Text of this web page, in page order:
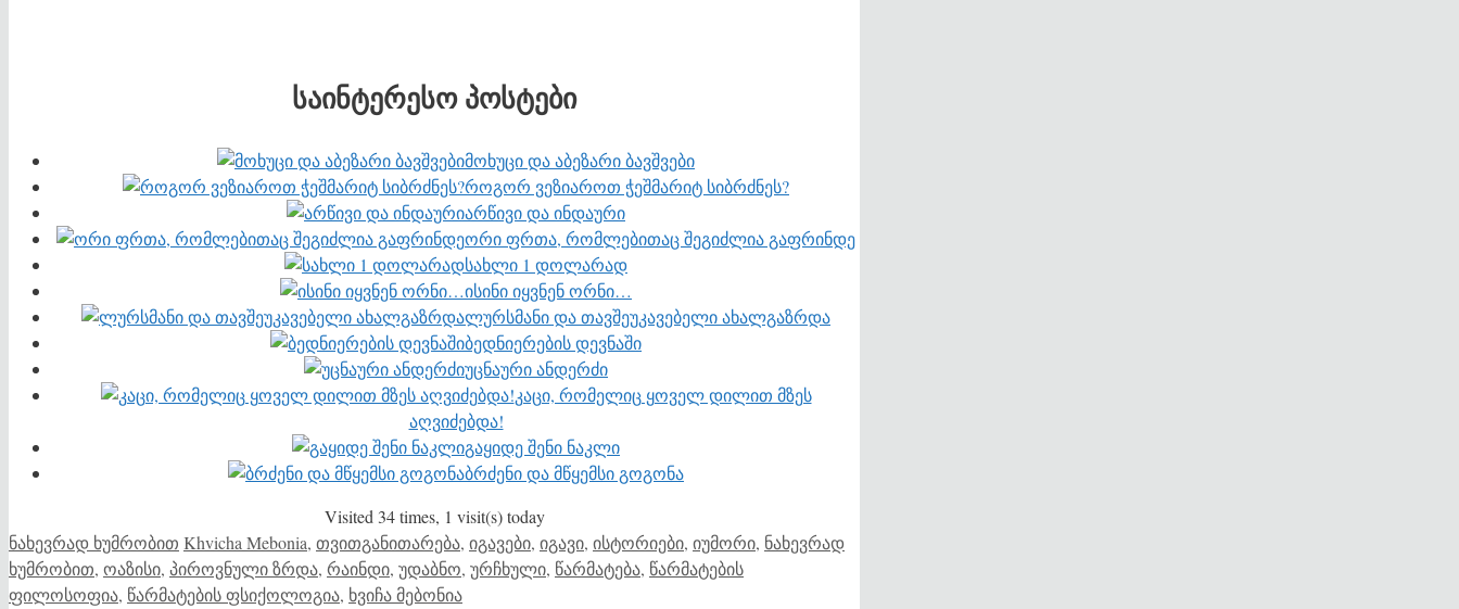
საინტერესო პოსტები
მოხუცი და აბეზარი ბავშვები
როგორ ვეზიაროთ ჭეშმარიტ სიბრძნეს?
არწივი და ინდაური
ორი ფრთა, რომლებითაც შეგიძლია გაფრინდე
სახლი 1 დოლარად
ისინი იყვნენ ორნი…
ლურსმანი და თავშეუკავებელი ახალგაზრდა
ბედნიერების დევნაში
უცნაური ანდერძი
კაცი, რომელიც ყოველ დილით მზეს
აღვიძებდა!
გაყიდე შენი ნაკლი
ბრძენი და მწყემსი გოგონა
Visited 34 times, 1 visit(s) today
Categories
ნახევრად ხუმრობით Tags
Khvicha Mebonia, თვითგანითარება, იგავები, იგავი, ისტორიები, იუმორი, ნახევრად
ხუმრობით, ოაზისი, პიროვნული ზრდა, რაინდი, უდაბნო, ურჩხული, წარმატება, წარმატების
ფილოსოფია, წარმატების ფსიქოლოგია, ხვიჩა მებონია